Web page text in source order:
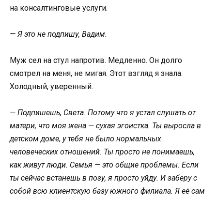
на консалтинговые услуги.
— Я это не подпишу, Вадим.
Муж сел на стул напротив. Медленно. Он долго
смотрел на меня, не мигая. Этот взгляд я знала.
Холодный, уверенный.
— Подпишешь, Света. Потому что я устал слушать от
матери, что моя жена — сухая эгоистка. Ты выросла в
детском доме, у тебя не было нормальных
человеческих отношений. Ты просто не понимаешь,
как живут люди. Семья — это общие проблемы. Если
ты сейчас встанешь в позу, я просто уйду. И заберу с
собой всю клиентскую базу южного филиала. Я её сам